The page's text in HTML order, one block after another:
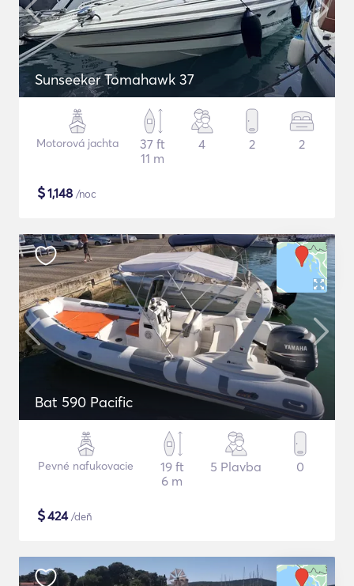
Sunseeker Tomahawk 37
Motorová jachta
37 ft
11 m
4 2 2
$1,148 /noc
Bat 590 Pacific
Pevné nafukovacie
19 ft
6 m
5 Plavba 0
$424/deň